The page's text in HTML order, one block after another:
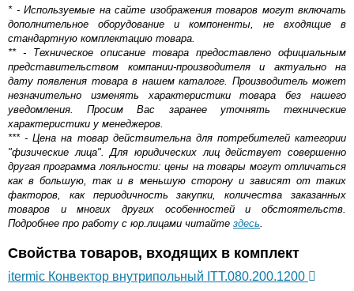
* - Используемые на сайте изображения товаров могут включать
дополнительное оборудование и компоненты, не входящие в
стандартную комплектацию товара.
** - Техническое описание товара предоставлено официальным
представительством компании-производителя и актуально на
дату появления товара в нашем каталоге. Производитель может
незначительно изменять характеристики товара без нашего
уведомления. Просим Вас заранее уточнять технические
характеристики у менеджеров.
*** - Цена на товар действительна для потребителей категории
"физические лица". Для юридических лиц действует совершенно
другая программа лояльности: цены на товары могут отличаться
как в большую, так и в меньшую сторону и зависят от таких
факторов, как периодичность закупки, количества заказанных
товаров и многих других особенностей и обстоятельств.
Подробнее про работу с юр.лицами читайте здесь.
Свойства товаров, входящих в комплект
itermic Конвектор внутрипольный ITT.080.200.1200